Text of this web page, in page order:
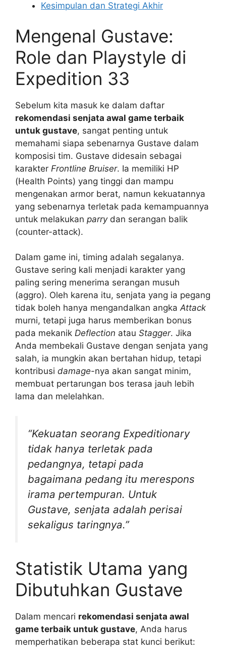
Kesimpulan dan Strategi Akhir
Mengenal Gustave:
Role dan Playstyle di
Expedition 33
Sebelum kita masuk ke dalam daftar
rekomendasi senjata awal game terbaik
untuk gustave, sangat penting untuk
memahami siapa sebenarnya Gustave dalam
komposisi tim. Gustave didesain sebagai
karakter Frontline Bruiser. Ia memiliki HP
(Health Points) yang tinggi dan mampu
mengenakan armor berat, namun kekuatannya
yang sebenarnya terletak pada kemampuannya
untuk melakukan parrydan serangan balik
(counter-attack).
Dalam game ini, timing adalah segalanya.
Gustave sering kali menjadi karakter yang
paling sering menerima serangan musuh
(aggro). Oleh karena itu, senjata yang ia pegang
tidak boleh hanya mengandalkan angkaAttack
murni, tetapi juga harus memberikan bonus
pada mekanik Deflection atau Stagger. Jika
Anda membekali Gustave dengan senjata yang
salah, ia mungkin akan bertahan hidup, tetapi
kontribusi damage-nya akan sangat minim,
membuat pertarungan bos terasa jauh lebih
lama dan melelahkan.
“Kekuatan seorang Expeditionary
tidak hanya terletak pada
pedangnya, tetapi pada
bagaimana pedang itu merespons
irama pertempuran. Untuk
Gustave, senjata adalah perisai
sekaligus taringnya.”
Statistik Utama yang
Dibutuhkan Gustave
Dalam mencari rekomendasi senjata awal
game terbaik untuk gustave, Anda harus
memperhatikan beberapa stat kunci berikut: